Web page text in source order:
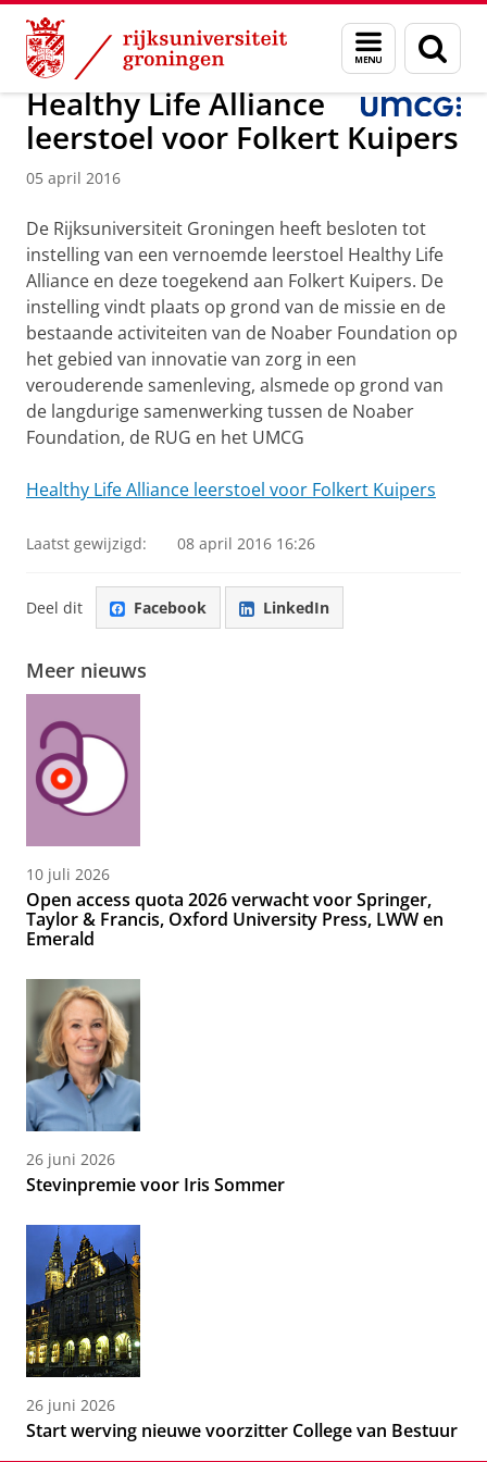
Skip
Content
Skip
Navigation
Menu
en
zoeken
Onderzoek Kindergeneeskunde
Healthy Life Alliance
leerstoel voor Folkert Kuipers
05 april 2016
De Rijksuniversiteit Groningen heeft besloten tot
instelling van een vernoemde leerstoel Healthy Life
Alliance en deze toegekend aan Folkert Kuipers. De
instelling vindt plaats op grond van de missie en de
bestaande activiteiten van de Noaber Foundation op
het gebied van innovatie van zorg in een
verouderende samenleving, alsmede op grond van
de langdurige samenwerking tussen de Noaber
Foundation, de RUG en het UMCG
Healthy Life Alliance leerstoel voor Folkert Kuipers
Laatst gewijzigd: 08 april 2016 16:26
Deel dit Facebook LinkedIn
Meer nieuws
10 juli 2026
Open access quota 2026 verwacht voor Springer,
Taylor & Francis, Oxford University Press, LWW en
Emerald
26 juni 2026
Stevinpremie voor Iris Sommer
26 juni 2026
Start werving nieuwe voorzitter College van Bestuur